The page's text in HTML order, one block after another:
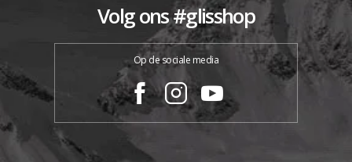
Volg ons #glisshop
Op de sociale media